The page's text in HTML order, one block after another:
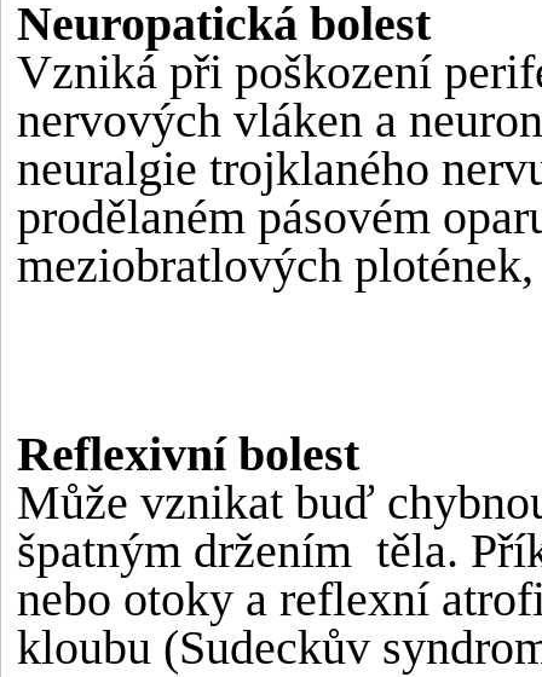
Neuropatická bolest
Vzniká při poškození
nervových vláken a
neuralgie trojklaného
prodělaném pásovém
meziobratlových
Reflexivní bolest
Může vznikat buď
špatným držením těla.
nebo otoky a reflexní
kloubu (Sudeckův